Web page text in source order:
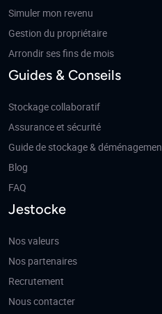
Simuler mon revenu
Gestion du propriétaire
Arrondir ses fins de mois
Guides & Conseils
Stockage collaboratif
Assurance et sécurité
Guide de stockage &
Blog
FAQ
Jestocke
Nos valeurs
Nos partenaires
Recrutement
Nous contacter